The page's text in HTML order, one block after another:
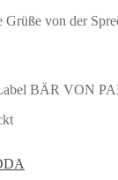
von der
BÄR VON